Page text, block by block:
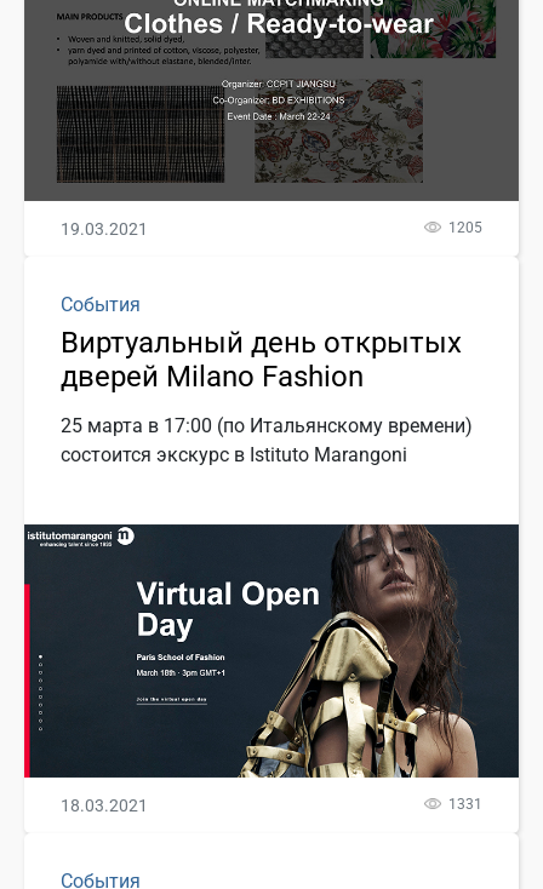
19.03.2021 1205
События
Виртуальный день открытых
дверей Milano Fashion
25 марта в 17:00 (по Итальянскому времени)
состоится экскурс в Istituto Marangoni
18.03.2021 1331
События